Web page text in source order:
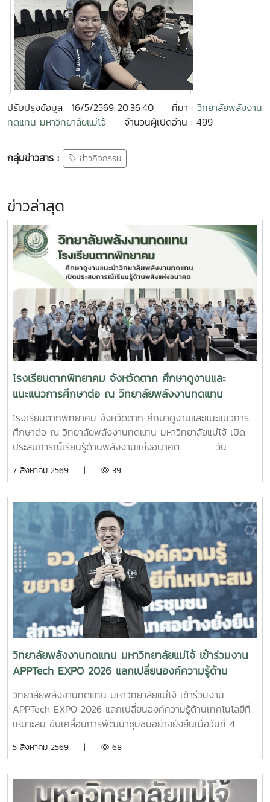
ปรับปรุงข้อมูล : 16/5/2569 20:36:40 ที่มา : วิทยาลัยพลังงาน
ทดแทน มหาวิทยาลัยแม่โจ้
จำนวนผู้เปิดอ่าน : 499
กลุ่มข่าวสาร : ข่าวกิจกรรม
ข่าวล่าสุด
โรงเรียนตากพิทยาคม จังหวัดตาก ศึกษาดูงานและ
แนะแนวการศึกษาต่อ ณ วิทยาลัยพลังงานทดแทน
มหาวิทยาลัยแม่โจ้ เปิดประสบการณ์เรียนรู้ด้านพลังงาน
แห่งอนาคต
โรงเรียนตากพิทยาคม จังหวัดตาก ศึกษาดูงานและแนะแนวการ
ศึกษาต่อ ณ วิทยาลัยพลังงานทดแทน มหาวิทยาลัยแม่โจ้ เปิด
ประสบการณ์เรียนรู้ด้านพลังงานแห่งอนาคต วัน
มหาวิทยาลัยแม่โจ้ ให้การต้อนรับคณะครูและนักเรียนจาก
แนะแนวทางการศึกษาต่อระดับอุดมศึกษา พร้อมเยี่ยมชมการ
จัดการเรียนการสอนและห้องปฏิบัติการของวิทยาลัย เพื่อเปิดโลก
ทัศน์ สร้างแรงบันดาลใจ และส่งเสริมการวางแผนศึกษาต่อด้าน
พลังงานทดแทนและนวัตกรรมพลังงานในการนี้ ผู้บริหาร
คณาจารย์ และบุคลากรของวิทยาลัยพลังงานทดแทน ให้การ
ต้อนรับอย่างอบอุ่น พร้อมแนะนำข้อมูลเกี่ยวกับหลักสูตร การ
จัดการเรียนการสอน การฝึกปฏิบัติในห้องปฏิบัติการ การเรียนรู้
ผ่านงานวิจัยและนวัตกรรม ตลอดจนแนวโน้มและโอกาสในการ
ประกอบอาชีพด้านพลังงานทดแทน ซึ่งเป็นหนึ่งในอุตสาหกรรม
สำคัญของประเทศในอนาคต คณะครูและนักเรียนยังได้
เยี่ยมชมห้องปฏิบัติการและศูนย์การเรียนรู้ด้านพลังงานของ
วิทยาลัย เพื่อสัมผัสบรรยากาศการเรียนรู้จากสถานที่จริงและเห็น
การประยุกต์ใช้องค์ความรู้ด้านวิศวกรรมพลังงานและเทคโนโลยี
พลังงานสะอาดอย่างเป็นรูปธรรม โอกาสนี้ วิทยาลัย
พลังงานทดแทนได้ประชาสัมพันธ์ หลักสูตรวิศวกรรมศาสตร
บัณฑิต สาขาวิชาวิศวกรรมพลังงาน (หลักสูตร 4 ปี) พร้อม
นักเรียนได้รับข้อมูลที่ครบถ้วนสำหรับการวางแผนศึกษาต่อใน
เป็นกันเอง นักเรียนให้ความสนใจรับฟังข้อมูล ซักถาม แลก
เปลี่ยนความคิดเห็นกับคณาจารย์ และเยี่ยมชมเครื่องมือด้าน
7 สิงหาคม 2569 | 39
วิทยาลัยพลังงานทดแทน มหาวิทยาลัยแม่โจ้ เข้าร่วมงาน
APPTech EXPO 2026 แลกเปลี่ยนองค์ความรู้ด้าน
เทคโนโลยีที่เหมาะสม ขับเคลื่อนการพัฒนาชุมชนอย่าง
ยั่งยืน
วิทยาลัยพลังงานทดแทน มหาวิทยาลัยแม่โจ้ เข้าร่วมงาน
APPTech EXPO 2026 แลกเปลี่ยนองค์ความรู้ด้านเทคโนโลยีที่
เหมาะสม ขับเคลื่อนการพัฒนาชุมชนอย่างยั่งยืนเมื่อวันที่ 4
ช่วยศาสตราจารย์ ดร.ภคมน ปินตานา อาจารย์ประจำวิทยาลัย
APPTech EXPO 2026 : พลังเทคโนโลยีที่เหมาะสม เพื่อการ
พัฒนาชุมชนพื้นที่ “สร้างนวัตกรชุมชน ขับเคลื่อนเศรษฐกิจ
5 สิงหาคม 2569 | 68